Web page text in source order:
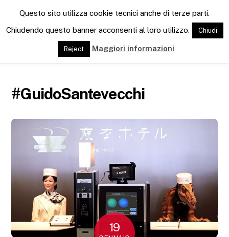
e
n
u
#GuidoSantevecchi
19
Questo sito utilizza cookie tecnici anche di terze parti.
Chiudendo questo banner acconsenti al loro utilizzo.
Chiudi
Reject Maggiori informazioni